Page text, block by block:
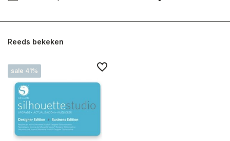
Reeds bekeken
sale 41%